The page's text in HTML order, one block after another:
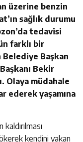
üzerine benzin
sağlık durumu
tedavisi
farklı bir
Belediye Başkan
Bekir
Olaya müdahale
ederek yaşamına
kendini yakan